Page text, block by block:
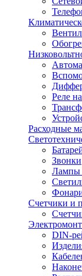
Реле
Расходные
Звонки
Лампы
Счетчики и
DIN-